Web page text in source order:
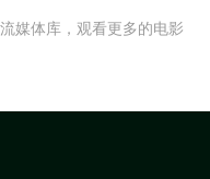
媒体库，观看更多的电影